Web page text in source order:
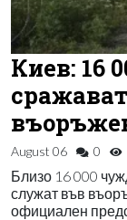
Киев: 16
August 06 0
Близо 16 000
служат във
официален